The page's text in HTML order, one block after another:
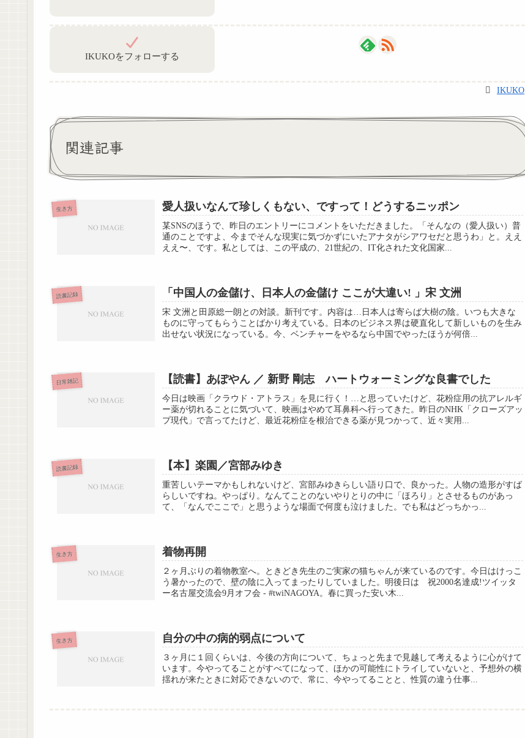
IKUKOをフォローする
IKUKO
関連記事
生き方 愛人扱いなんて珍しくもない、ですって！どうするニッポン
某SNSのほうで、昨日のエントリーにコメントをいただきました。「そんなの（愛人扱い）普
通のことですよ、今までそんな現実に気づかずにいたアナタがシアワセだと思うわ」と。ええ
ええ〜、です。私としては、この平成の、21世紀の、IT化された文化国家...
読書記録 「中国人の金儲け、日本人の金儲け ここが大違い! 」宋 文洲
宋 文洲と田原総一朗との対談。新刊です。内容は…日本人は寄らば大樹の陰。いつも大きな
ものに守ってもらうことばかり考えている。日本のビジネス界は硬直化して新しいものを生み
出せない状況になっている。今、ベンチャーをやるなら中国でやったほうが何倍...
日常雑記 【読書】あぽやん ／ 新野 剛志 ハートウォーミングな良書でした
今日は映画「クラウド・アトラス」を見に行く！…と思っていたけど、花粉症用の抗アレルギ
ー薬が切れることに気づいて、映画はやめて耳鼻科へ行ってきた。昨日のNHK「クローズアッ
プ現代」で言ってたけど、最近花粉症を根治できる薬が見つかって、近々実用...
読書記録 【本】楽園／宮部みゆき
重苦しいテーマかもしれないけど、宮部みゆきらしい語り口で、良かった。人物の造形がすば
らしいですね。やっぱり。なんてことのないやりとりの中に「ほろり」とさせるものがあっ
て、「なんでここで」と思うような場面で何度も泣けました。でも私はどっちかっ...
生き方 着物再開
２ヶ月ぶりの着物教室へ。ときどき先生のご実家の猫ちゃんが来ているのです。今日はけっこ
う暑かったので、壁の陰に入ってまったりしていました。明後日は 祝2000名達成!ツイッタ
ー名古屋交流会9月オフ会 - #twiNAGOYA。春に買った安い木...
生き方 自分の中の病的弱点について
３ヶ月に１回くらいは、今後の方向について、ちょっと先まで見越して考えるように心がけて
います。今やってることがすべてになって、ほかの可能性にトライしていないと、予想外の横
揺れが来たときに対応できないので、常に、今やってることと、性質の違う仕事...